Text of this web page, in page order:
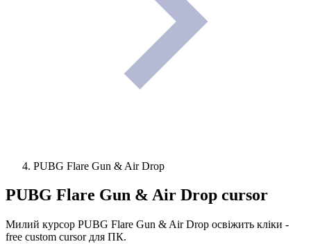
PUBG Flare Gun & Air Drop
PUBG Flare Gun & Air Drop cursor
Милий курсор PUBG Flare Gun & Air Drop освіжить кліки -
free custom cursor для ПК.